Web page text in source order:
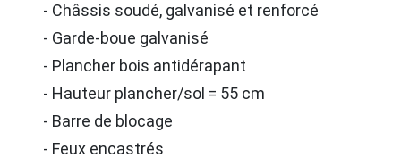
- Châssis soudé, galvanisé et renforcé
- Garde-boue galvanisé
- Plancher bois antidérapant
- Hauteur plancher/sol = 55 cm
- Barre de blocage
- Feux encastrés